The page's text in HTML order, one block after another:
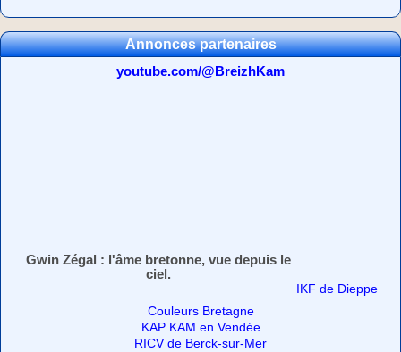
Annonces partenaires
youtube.com/@BreizhKam
Gwin Zégal : l'âme bretonne, vue depuis le
ciel.
IKF de Dieppe
Couleurs Bretagne
KAP KAM en Vendée
RICV de Berck-sur-Mer